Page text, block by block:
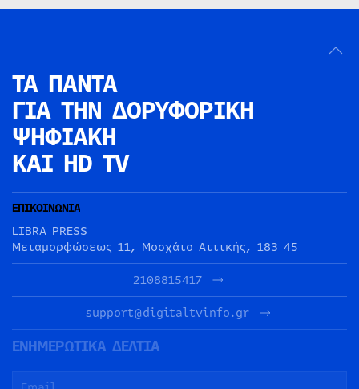
ΤΑ ΠΑΝΤΑ
ΓΙΑ ΤΗΝ ΔΟΡΥΦΟΡΙΚΗ
ΨΗΦΙΑΚΗ
ΚΑΙ HD TV
ΕΠΙΚΟΙΝΩΝΙΑ
LIBRA PRESS
Μεταμορφώσεως 11, Μοσχάτο Αττικής, 183 45
2108815417
support@digitaltvinfo.gr
ΕΝΗΜΕΡΩΤΙΚΑ ΔΕΛΤΙΑ